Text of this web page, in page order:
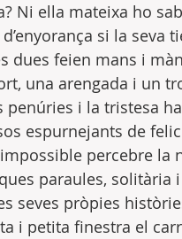
Ni ella mateixa ho
si la seva
dues feien mans i
una arengada i un
penúries i la tristesa
espurnejants de
percebre la
paraules, solitària i
seves pròpies
i petita finestra el